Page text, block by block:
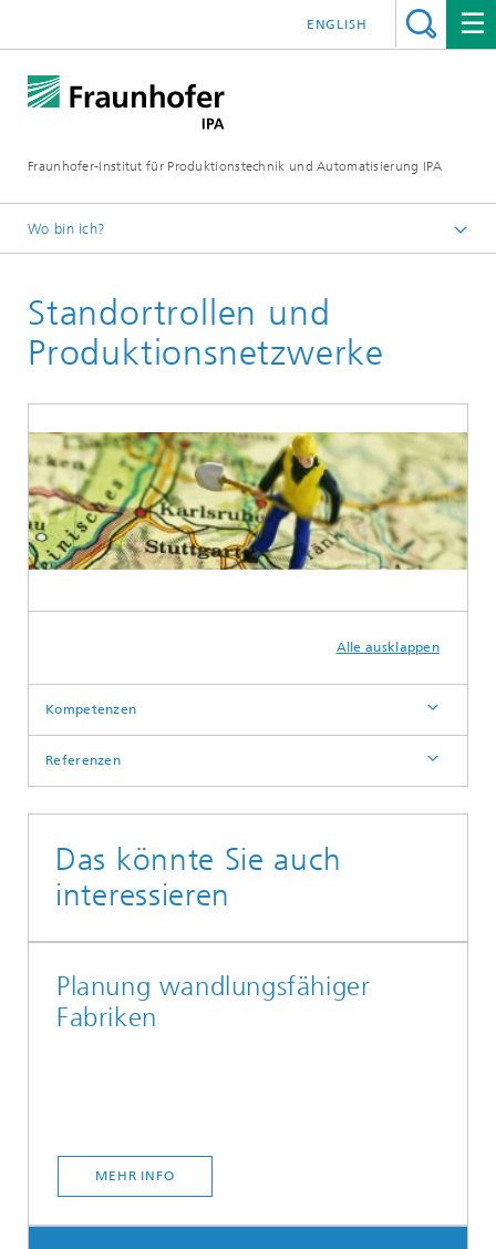
Fraunhofer-Institut für Produktionstechnik und Automatisierung IPA
ENGLISH
Wo bin ich?
Aktuelle Forschung
Fabrikplanung und Produktionsmanagement
Standortrollen und
Produktionsnetzwerke
Alle ausklappen
Kompetenzen
Referenzen
Das könnte Sie auch
interessieren
Planung wandlungsfähiger
Fabriken
MEHR INFO